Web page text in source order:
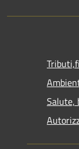
Salute,